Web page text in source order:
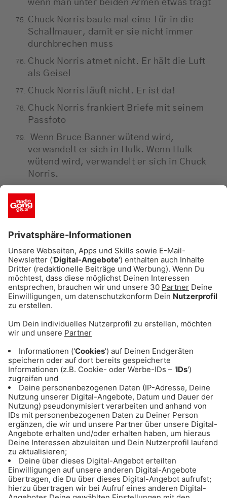
wenn man unter beiden Armen etwas trägt
Chuck Norris baute mal eine Tür in die
Schallmauer, damit er sie nicht immer
durchbrechen muss
Chuck Norris atmet nicht. Er hält die Luft
als Geisel
Chuck Norris läuft nicht. Er ist da!
Chuck Norris frankiert Briefe mit seinem
Passfoto
Wenn Bruce Banner wütend wird,
verwandelt er sich in Hulk. Wenn Hulk
wütend wird, verwandelt er sich in Chuck
Norris.
machen - bei Nacht
Wenn kleine Kinder ins Bett gehen, schauen
sie vorher, ob Monster unterm Bett sind.
vorher, ob Chuck Norris unterm Bett ist
Chuck Norris kann 141 Zeichen twittern!
Chuck Norris läuft bei Super Mario nach
links
Chuck Norris hält seine Elfmeter selbst
Wie hört es sich an, wenn Chuck Norris
angeln geht? — Du, Du und Du:
rauskommen!
Chuck Norris wurde letztens von der Polizei
angehalten. Die Polizisten sind mit einer
Verwarnung davon gekommen.
Chuck Norris isst zu jeder Mahlzeit ein
Steak - meistens vergisst er, vorher die
Kuh zu schlachten
Chuck Norris kann chinesisches Essen mit
einem Stäbchen essen
Voldemort nennt Chuck Norris "Du-weißt-